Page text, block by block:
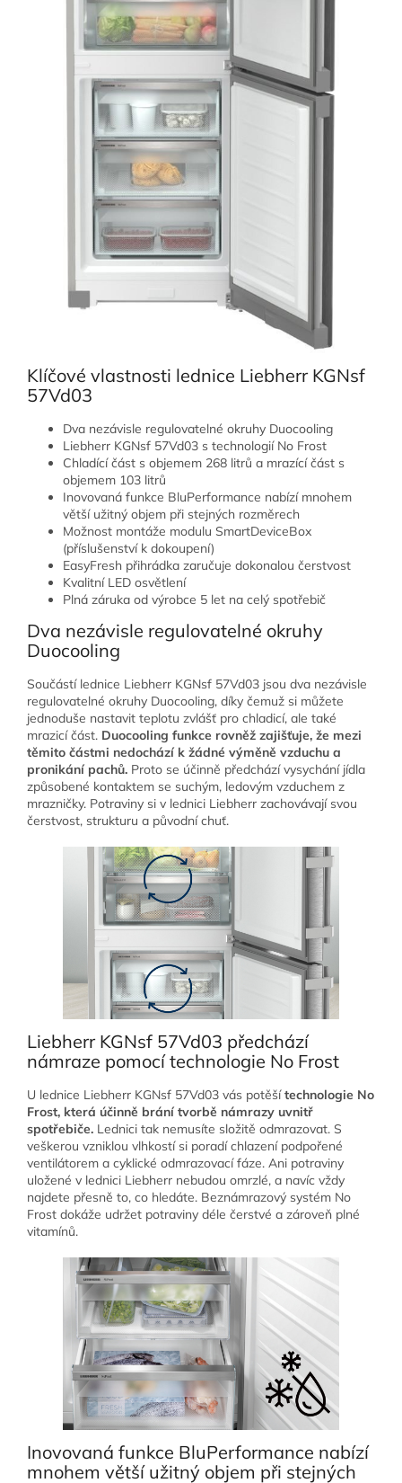
Klíčové vlastnosti lednice Liebherr KGNsf
57Vd03
Dva nezávisle regulovatelné okruhy Duocooling
Liebherr KGNsf 57Vd03 s technologií No Frost
Chladící část s objemem 268 litrů a mrazící část s
objemem 103 litrů
Inovovaná funkce BluPerformance nabízí mnohem
větší užitný objem při stejných rozměrech
Možnost montáže modulu SmartDeviceBox
(příslušenství k dokoupení)
EasyFresh přihrádka zaručuje dokonalou čerstvost
Kvalitní LED osvětlení
Plná záruka od výrobce 5 let na celý spotřebič
Dva nezávisle regulovatelné okruhy
Duocooling
Součástí lednice Liebherr KGNsf 57Vd03 jsou dva nezávisle
regulovatelné okruhy Duocooling, díky čemuž si můžete
jednoduše nastavit teplotu zvlášť pro chladicí, ale také
mrazicí část. Duocooling funkce rovněž zajišťuje, že mezi
těmito částmi nedochází k žádné výměně vzduchu a
pronikání pachů. Proto se účinně předchází vysychání jídla
způsobené kontaktem se suchým, ledovým vzduchem z
mrazničky. Potraviny si v lednici Liebherr zachovávají svou
čerstvost, strukturu a původní chuť.
Liebherr KGNsf 57Vd03 předchází
námraze pomocí technologie No Frost
U lednice Liebherr KGNsf 57Vd03 vás potěší technologie No
Frost, která účinně brání tvorbě námrazy uvnitř
spotřebiče. Lednici tak nemusíte složitě odmrazovat. S
veškerou vzniklou vlhkostí si poradí chlazení podpořené
ventilátorem a cyklické odmrazovací fáze. Ani potraviny
uložené v lednici Liebherr nebudou omrzlé, a navíc vždy
najdete přesně to, co hledáte. Beznámrazový systém No
Frost dokáže udržet potraviny déle čerstvé a zároveň plné
vitamínů.
Inovovaná funkce BluPerformance nabízí
mnohem větší užitný objem při stejných